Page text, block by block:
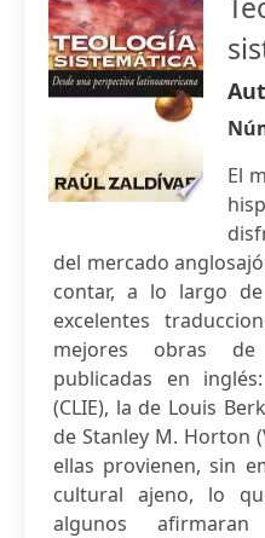
El
del mercado
contar, a lo largo
excelentes
mejores obras de
publicadas en
(CLIE), la de Louis
de Stanley M. Horton
ellas provienen, sin
cultural ajeno, lo
algunos